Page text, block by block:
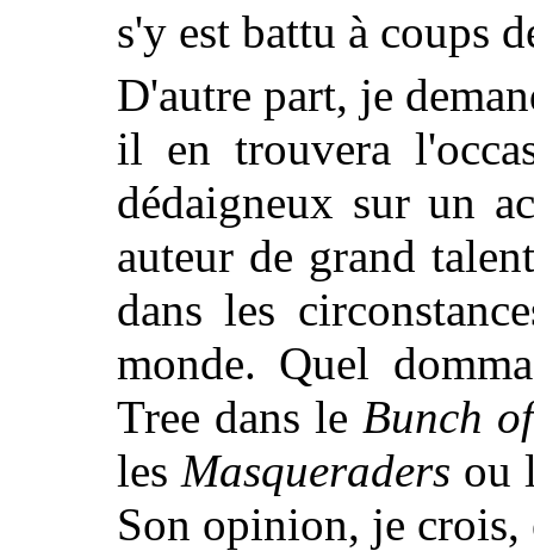
s'y est battu à coups
D'autre part, je
il en trouvera
dédaigneux sur un
auteur de grand
dans les
monde. Quel
Tree dans le Bunch
les Masqueraders ou
Son opinion, je